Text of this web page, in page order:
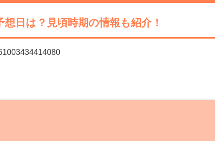
日は？見頃時期の情報も紹介！